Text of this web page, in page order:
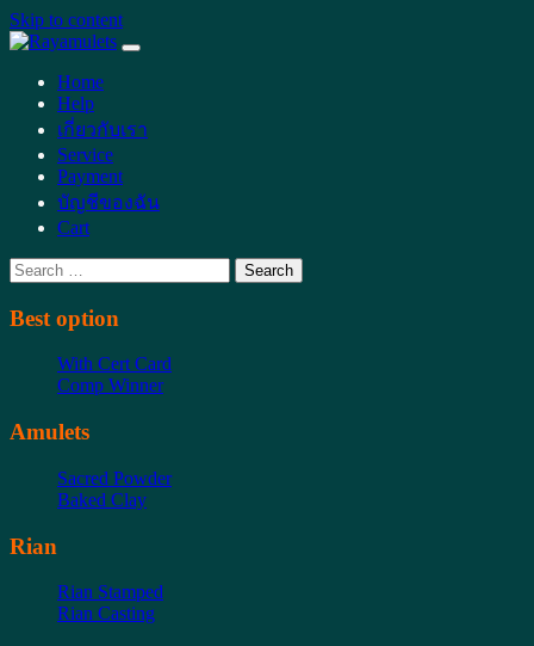
Skip to content
Main
Navigation
Home
Help
เกี่ยวกับเรา
Service
Payment
บัญชีของฉัน
Cart
Search
for:
Best option
With Cert Card
Comp Winner
Amulets
Sacred Powder
Baked Clay
Rian
Rian Stamped
Rian Casting